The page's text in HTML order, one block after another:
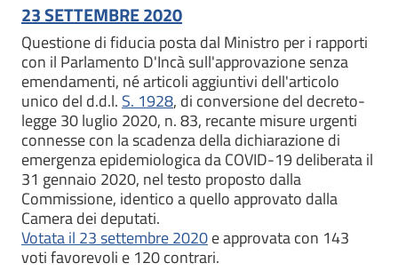
23 SETTEMBRE 2020
Questione di fiducia posta dal Ministro per i rapporti
con il Parlamento D'Incà sull'approvazione senza
emendamenti, né articoli aggiuntivi dell'articolo
unico del d.d.l. S. 1928, di conversione del decreto-
legge 30 luglio 2020, n. 83, recante misure urgenti
connesse con la scadenza della dichiarazione di
emergenza epidemiologica da COVID-19 deliberata il
31 gennaio 2020, nel testo proposto dalla
Commissione, identico a quello approvato dalla
Camera dei deputati.
Votata il 23 settembre 2020e approvata con 143
voti favorevoli e 120 contrari.